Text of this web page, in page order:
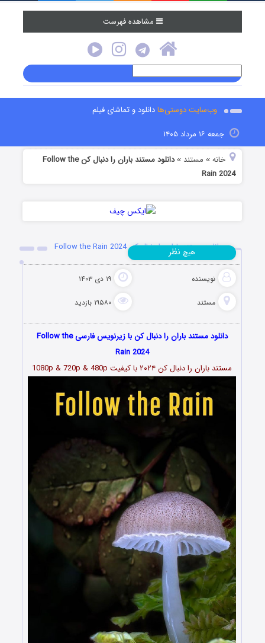
مشاهده فهرست
وب‌سایت دوستی‌هادانلود و تماشای فیلم
جمعه ۱۶ مرداد ۱۴۰۵
خانه » مستند »
دانلود مستند باران را دنبال کن Follow the
Rain 2024
دانلود مستند باران را دنبال کن Follow the Rain 2024
نویسنده ۱۹ دی ۱۴۰۳
مستند ۱۹۵۸۰ بازدید
هیچ نظر
دانلود مستند باران را دنبال کن با زیرنویس فارسی Follow the
Rain 2024
مستند باران را دنبال کن ۲۰۲۴ با کیفیت 1080p & 720p & 480p